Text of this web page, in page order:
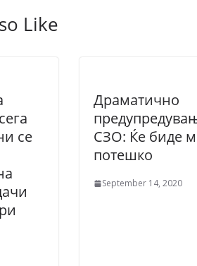
Like
се
Драматично
СЗО: Ќе биде
потешко
September 14, 2020